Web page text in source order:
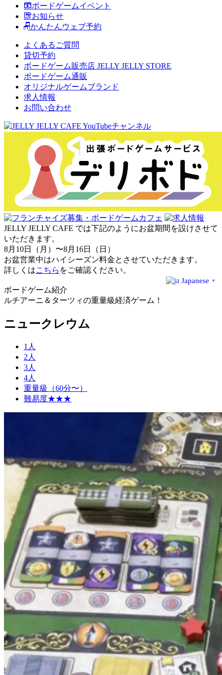
ボードゲームイベント
お知らせ
かんたんウェブ予約
よくあるご質問
貸切予約
ボードゲーム販売店 JELLY JELLY STORE
ボードゲーム通販
オリジナルゲームブランド
求人情報
お問い合わせ
JELLY JELLY CAFE では下記のようにお盆期間を設けさせて
いただきます。
8月10日（月）〜8月16日（日）
お盆営業中はハイシーズン料金とさせていただきます。
詳しくはこちら をご確認ください。
Japanese ▼
ボードゲーム紹介
ルチアーニ＆ターツィの重量級経済ゲーム！
ニュークレウム
1人
2人
3人
4人
重量級（60分〜）
難易度★★★